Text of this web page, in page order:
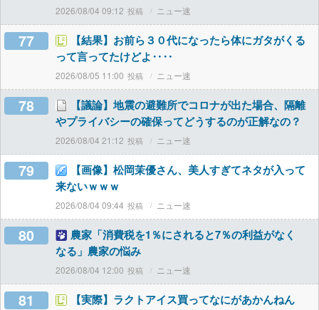
2026/08/04 09:12 ニュー速
77
【結果】お前ら３０代になったら体にガタがくる
って言ってたけどよ‥‥
2026/08/05 11:00 ニュー速
78
【議論】地震の避難所でコロナが出た場合、隔離
やプライバシーの確保ってどうするのが正解なの？
2026/08/04 21:12 ニュー速
79
【画像】松岡茉優さん、美人すぎてネタが入って
来ないｗｗｗ
2026/08/04 09:44 ニュー速
80
農家「消費税を1％にされると7％の利益がなく
なる」農家の悩み
2026/08/04 12:00 ニュー速
81
【実際】ラクトアイス買ってなにがあかんねん